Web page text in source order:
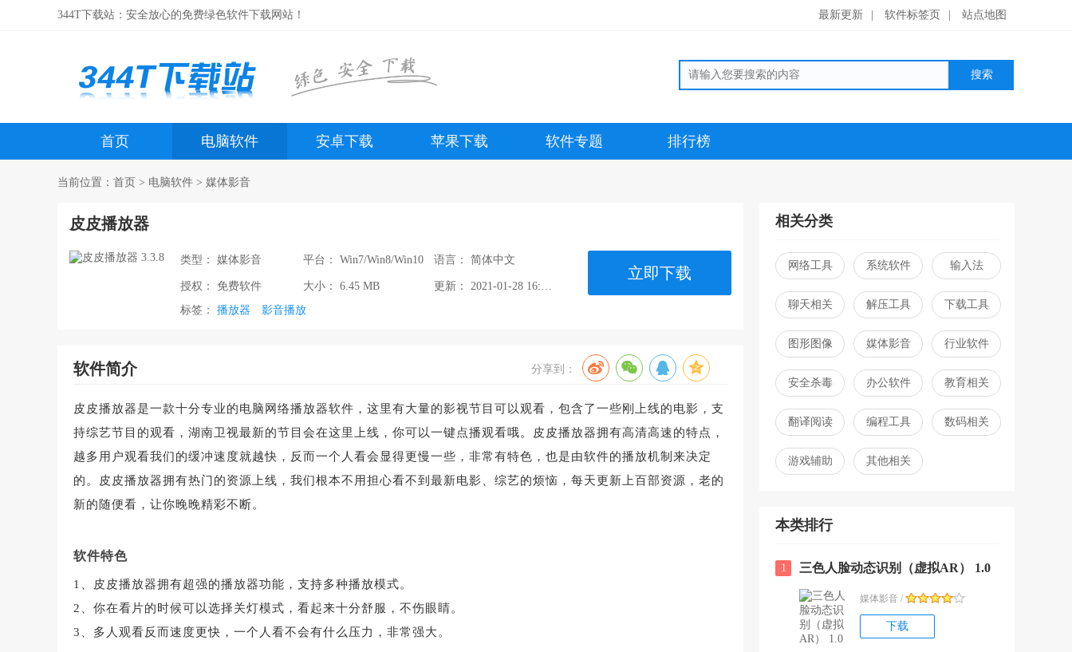
344T下载站：安全放心的免费绿色软件下载网站！ 最新更新 软件标签页 站点地图
首页 电脑软件 安卓下载 苹果下载 软件专题 排行榜
当前位置： 首页 > 电脑软件 > 媒体影音
皮皮播放器
类型： 媒体影音 平台： Win7/Win8/Win10 语言： 简体中文
授权： 免费软件 大小： 6.45 MB 更新： 2021-01-28 16:38:53
标签：
播放器 影音播放
立即下载
软件简介 分享到：
皮皮播放器是一款十分专业的电脑网络播放器软件，这里有大量的影视节目可以观看，包含了一些刚上线的电影，支
持综艺节目的观看，湖南卫视最新的节目会在这里上线，你可以一键点播观看哦。皮皮播放器拥有高清高速的特点，
越多用户观看我们的缓冲速度就越快，反而一个人看会显得更慢一些，非常有特色，也是由软件的播放机制来决定
的。皮皮播放器拥有热门的资源上线，我们根本不用担心看不到最新电影、综艺的烦恼，每天更新上百部资源，老的
新的随便看，让你晚晚精彩不断。
软件特色
1、皮皮播放器拥有超强的播放器功能，支持多种播放模式。
2、你在看片的时候可以选择关灯模式，看起来十分舒服，不伤眼睛。
3、多人观看反而速度更快，一个人看不会有什么压力，非常强大。
相关分类
网络工具 系统软件 输入法
聊天相关 解压工具 下载工具
图形图像 媒体影音 行业软件
安全杀毒 办公软件 教育相关
翻译阅读 编程工具 数码相关
游戏辅助 其他相关
本类排行
1 三色人脸动态识别（虚拟AR） 1.0
媒体影音 /
下载